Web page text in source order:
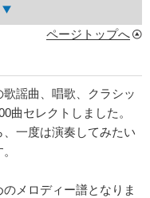
ページトップへ
謡曲、唱歌、クラシッ
曲セレクトしました。
一度は演奏してみたい
メロディー譜となりま